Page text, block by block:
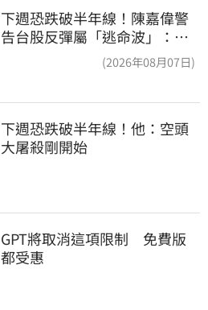
下週恐跌破半年線！陳嘉偉警
告台股反彈屬「逃命波」：空
(2026年08月07日)
下週恐跌破半年線！他：空頭
大屠殺剛開始
GPT將取消這項限制　免費版
都受惠